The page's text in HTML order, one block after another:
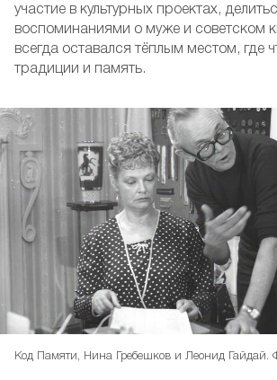
участие в культурных проектах,
воспоминаниями о муже и советском
всегда оставался тёплым местом, где
традиции и память.
Код Памяти, Нина Гребешков и Леонид Гайдай.